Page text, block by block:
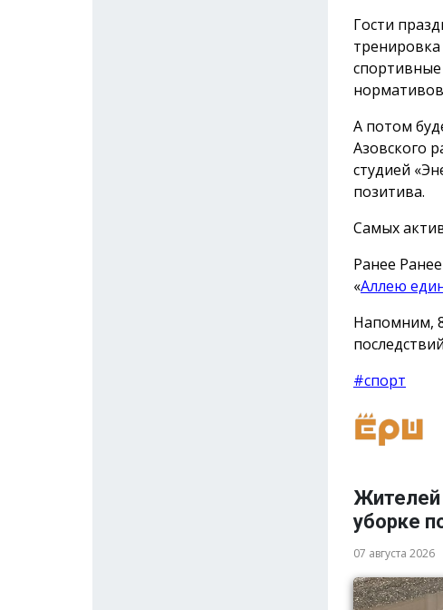
Гости
А потом
Азовского
студией
позитива.
Самых
Ранее
«Аллею
Напомним,
#спорт
Жителей
уборке
07 августа 2026